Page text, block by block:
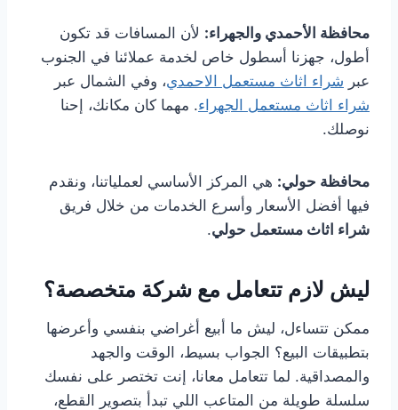
محافظة الأحمدي والجهراء: لأن المسافات قد تكون
أطول، جهزنا أسطول خاص لخدمة عملائنا في الجنوب
عبر شراء اثاث مستعمل الاحمدي، وفي الشمال عبر
شراء اثاث مستعمل الجهراء. مهما كان مكانك، إحنا
نوصلك.
محافظة حولي: هي المركز الأساسي لعملياتنا، ونقدم
فيها أفضل الأسعار وأسرع الخدمات من خلال فريق
شراء اثاث مستعمل حولي.
ليش لازم تتعامل مع شركة متخصصة؟
ممكن تتساءل، ليش ما أبيع أغراضي بنفسي وأعرضها
بتطبيقات البيع؟ الجواب بسيط، الوقت والجهد
والمصداقية. لما تتعامل معانا، إنت تختصر على نفسك
سلسلة طويلة من المتاعب اللي تبدأ بتصوير القطع،